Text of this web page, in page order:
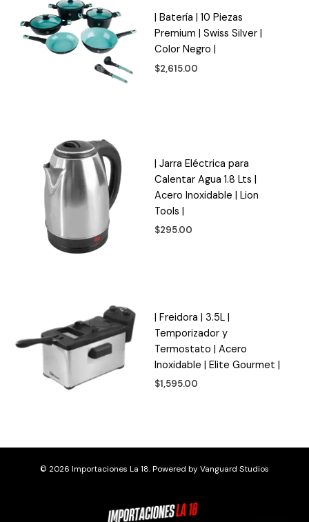
| Batería | 10 Piezas
Premium | Swiss Silver |
Color Negro |
$2,615.00
| Jarra Eléctrica para
Calentar Agua 1.8 Lts |
Acero Inoxidable | Lion
Tools |
$295.00
| Freidora | 3.5L |
Temporizador y
Termostato | Acero
Inoxidable | Elite Gourmet |
$1,595.00
© 2026 Importaciones La 18. Powered byVanguard Studios